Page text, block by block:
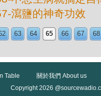
瀉鹽的神奇功效
63 64 65 66 67 68
Table
關於我們 About us
Copyright 2026